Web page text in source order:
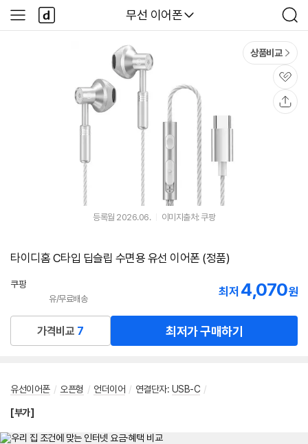
다나와
무선 이어폰
검
색
사
이
다
나
와
상품비교
관
심
등록월 2026.06. 이미지출처: 쿠팡
타이디홈 C타입 딥슬립 수면용 유선 이어폰 (정품)
쿠팡
유/무료배송
최저 4,070원
가격비교 7 최저가 구매하기
유선이어폰 / 오픈형 / 언더이어 / 연결단자: USB-C /
[부가]